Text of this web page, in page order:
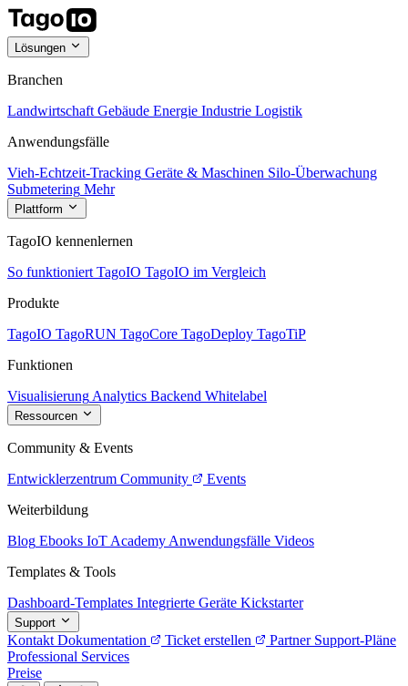
Lösungen
Branchen
Landwirtschaft Gebäude Energie Industrie Logistik
Anwendungsfälle
Vieh-Echtzeit-Tracking Geräte & Maschinen Silo-Überwachung
Submetering Mehr
Plattform
TagoIO kennenlernen
So funktioniert TagoIO TagoIO im Vergleich
Produkte
TagoIO TagoRUN TagoCore TagoDeploy TagoTiP
Funktionen
Visualisierung Analytics Backend Whitelabel
Ressourcen
Community & Events
Entwicklerzentrum Community
Events
Weiterbildung
Blog Ebooks IoT Academy Anwendungsfälle Videos
Templates & Tools
Dashboard-Templates Integrierte Geräte Kickstarter
Support
Kontakt Dokumentation Ticket erstellen Partner Support-Pläne
Professional Services
Preise